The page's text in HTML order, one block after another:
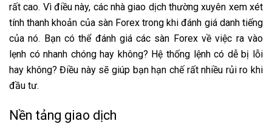
rất cao. Vì điều này, các nhà giao dịch thường xuyên xem xét
tính thanh khoản của sàn Forex trong khi đánh giá danh tiếng
của nó. Bạn có thể đánh giá các sàn Forex về việc ra vào
lẹnh có nhanh chóng hay không? Hệ thống lệnh có dễ bị lỗi
hay không? Điều này sẽ giúp bạn hạn chế rất nhiều rủi ro khi
đầu tư.
Nền tảng giao dịch